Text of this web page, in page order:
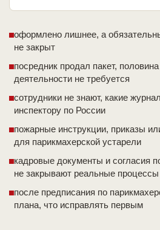
оформлено лишнее, а
не закрыт
посредник продал пакет,
деятельности не требуется
сотрудники не знают, какие
инспектору по России
пожарные инструкции, приказы
для парикмахерской устарели
кадровые документы и согласия
не закрывают реальные процессы
после предписания по
плана, что исправлять первым